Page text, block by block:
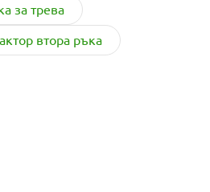
за трева
втора ръка